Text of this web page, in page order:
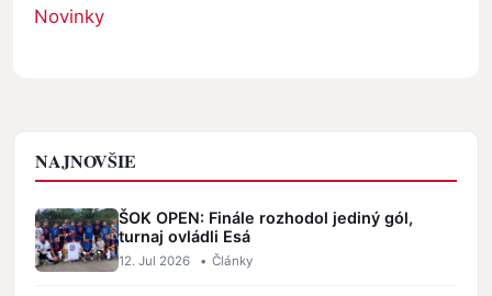
Novinky
NAJNOVŠIE
ŠOK OPEN: Finále rozhodol jediný gól,
turnaj ovládli Esá
12. Jul 2026 • Články